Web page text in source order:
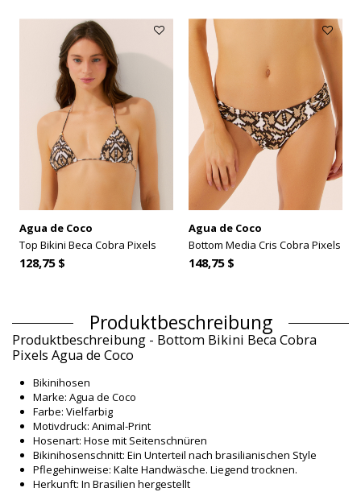
Agua de Coco
Top Bikini Beca Cobra Pixels
128,75 $
Agua de Coco
Bottom Media Cris Cobra Pixels
148,75 $
Produktbeschreibung
Produktbeschreibung - Bottom Bikini Beca Cobra
Pixels Agua de Coco
Bikinihosen
Marke: Agua de Coco
Farbe: Vielfarbig
Motivdruck: Animal-Print
Hosenart: Hose mit Seitenschnüren
Bikinihosenschnitt: Ein Unterteil nach brasilianischen Style
Pflegehinweise: Kalte Handwäsche. Liegend trocknen.
Herkunft: In Brasilien hergestellt